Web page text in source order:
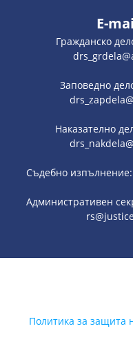
E-
Гражданско
Заповедно
Наказателно
Съдебно
Административен
Политика за защита